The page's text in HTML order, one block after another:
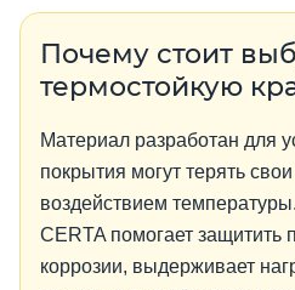
Почему стоит
термостойкую
Материал разработан для
покрытия могут терять
воздействием
CERTA помогает защитить
коррозии, выдерживает